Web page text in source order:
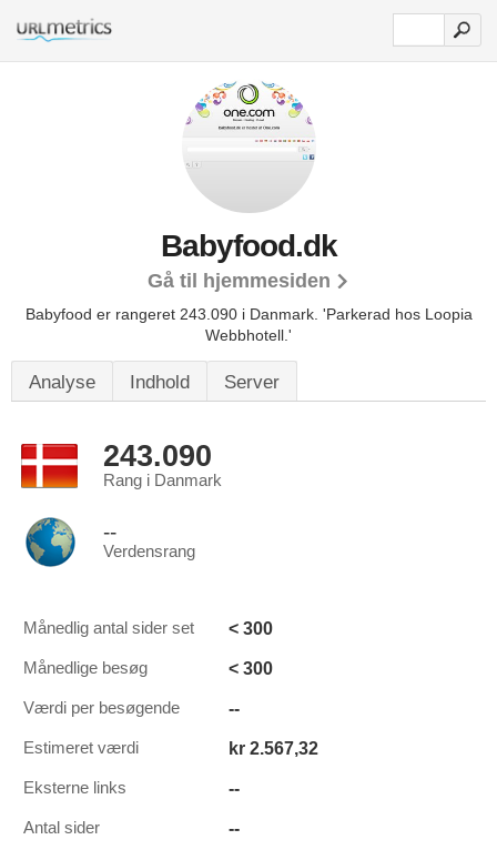
Babyfood.dk
Gå til hjemmesiden
Babyfood er rangeret 243.090 i Danmark. 'Parkerad hos Loopia
Webbhotell.'
Analyse Indhold Server
243.090
Rang i Danmark
--
Verdensrang
Månedlig antal sider set < 300
Månedlige besøg < 300
Værdi per besøgende --
Estimeret værdi kr 2.567,32
Eksterne links --
Antal sider --